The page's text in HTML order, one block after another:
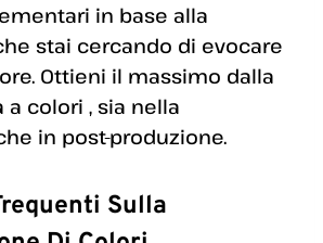
in base alla
stai cercando di evocare
Ottieni il massimo dalla
a colori , sia nella
in post-produzione.
Sulla